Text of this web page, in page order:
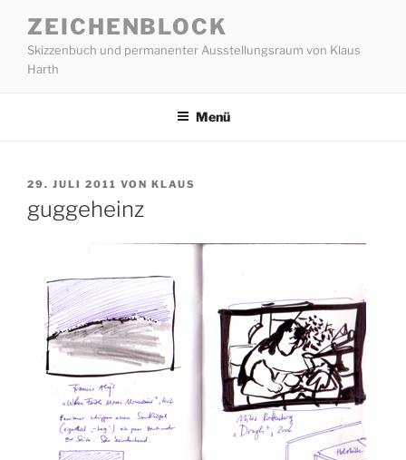
Inhalt
springen
ZEICHENBLOCK
Skizzenbuch und permanenter Ausstellungsraum von Klaus
Harth
Menü
VERÖFFENTLICHT
29. JULI 2011 VON KLAUS
guggeheinz